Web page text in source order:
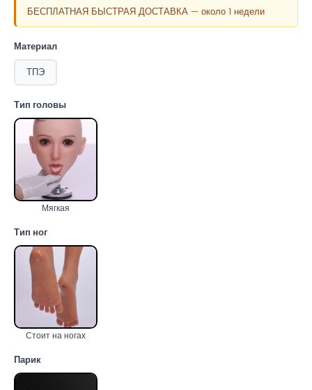
БЕСПЛАТНАЯ БЫСТРАЯ ДОСТАВКА — около 1 недели
Материал
ТПЭ
Тип головы
Мягкая
Тип ног
Стоит на ногах
Парик